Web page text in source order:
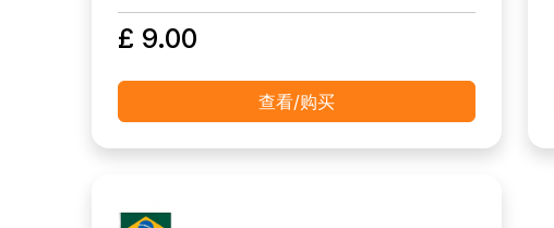
£ 9.00
查看/购买